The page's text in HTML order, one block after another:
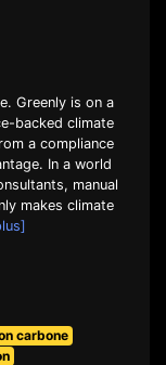
Greenly is on a
backed climate
a compliance
In a world
manual
makes climate
carbone